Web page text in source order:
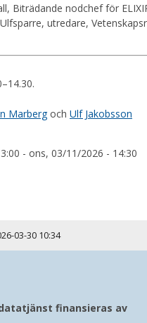
Biträdande nodchef för
utredare,
Marbergoch Ulf Jakobsson
- ons, 03/11/2026 - 14:30
03-30 10:34
finansieras av